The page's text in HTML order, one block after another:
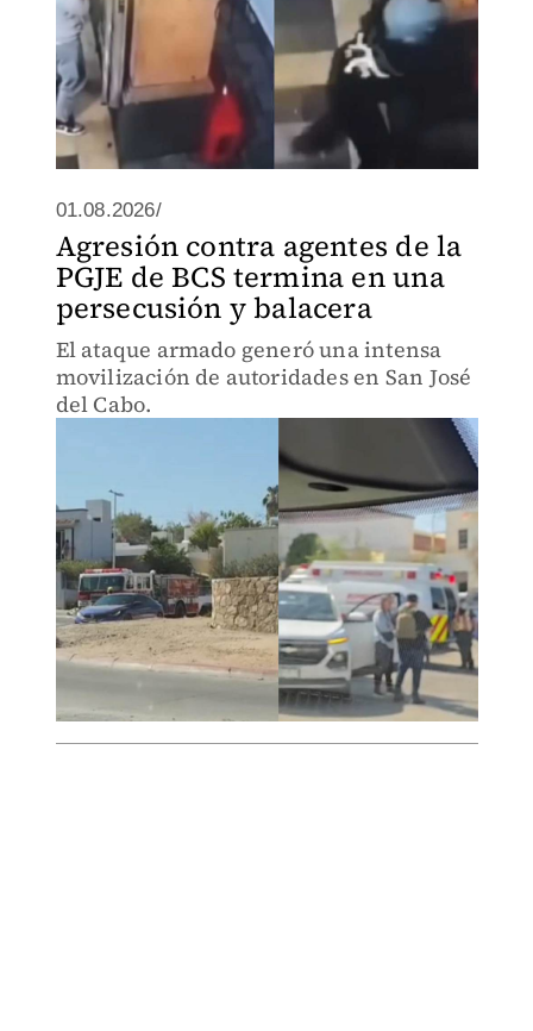
01.08.2026/
Agresión contra agentes de la
PGJE de BCS termina en una
persecusión y balacera
El ataque armado generó una intensa
movilización de autoridades en San José
del Cabo.